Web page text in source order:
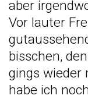
aber
Vor lauter
bisschen,
gings wieder
habe ich